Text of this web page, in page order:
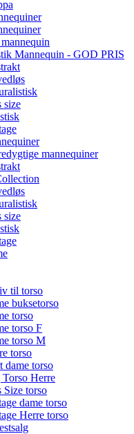
Mannequin - GOD PRIS
size
mannequiner
size
til torso
buksetorso
torso
torso F
torso M
torso
dame torso
Herre
Size torso
dame torso
Herre torso